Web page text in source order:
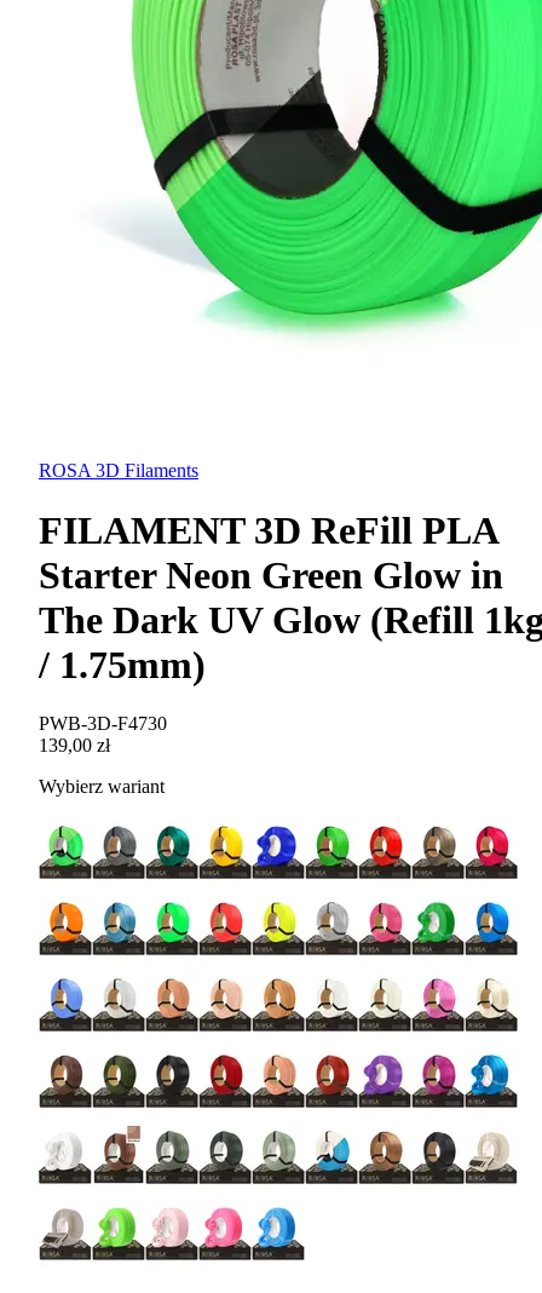
ROSA 3D Filaments
FILAMENT 3D ReFill PLA
Starter Neon Green Glow in
The Dark UV Glow (Refill
/ 1.75mm)
PWB-3D-F4730
139,00 zł
Wybierz wariant